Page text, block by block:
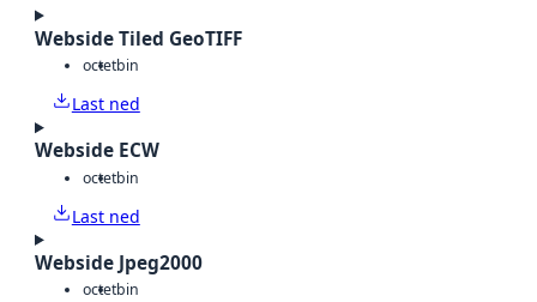
Webside Tiled GeoTIFF
octetbin
Last ned
Webside ECW
octetbin
Last ned
Webside Jpeg2000
octetbin